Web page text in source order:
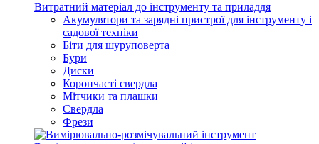
Витратний матеріал до інструменту та приладдя
Акумулятори та зарядні пристрої для інструменту і
садової техніки
Біти для шуруповерта
Бури
Диски
Корончасті свердла
Мітчики та плашки
Свердла
Фрези